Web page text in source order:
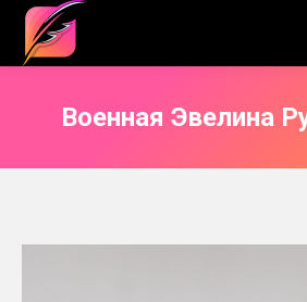
Военная Эвелина